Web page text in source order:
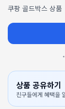
쿠팡 골드박스 상품
상품 공유하기
친구들에게 혜택을